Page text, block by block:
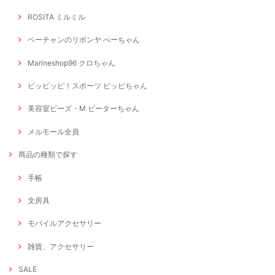
ROSITA ミルミル
ペーチャンのリボンヤ ぺーちゃん
Marineshop96 クロちゃん
ピッピッピ！スポーツ ピッピちゃん
美容室ビーズ・M ピーターちゃん
メルモール全員
商品の種類で探す
手帳
文房具
モバイルアクセサリー
雑貨、アクセサリー
SALE